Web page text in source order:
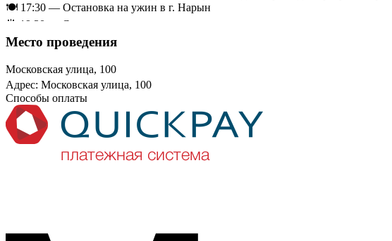
🍽 17:30 — Остановка на ужин в г. Нарын
🚻 19:30 — Санитарная остановка
🏙 23:00 — Прибытие в Бишкек
✅ В стоимость входит:
Трансфер по всему маршруту
Проживание в комфортной юрте (по 2 человека)
Ужин в первый день
Завтрак во второй день
❌ В стоимость не входит:
Питание и напитки в дороге
Личные расходы
Место проведения
Московская улица, 100
Адрес: Московская улица, 100
Способы оплаты